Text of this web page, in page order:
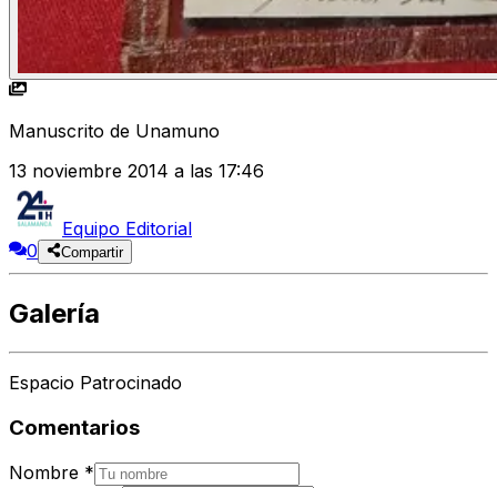
Manuscrito de Unamuno
13 noviembre 2014 a las 17:46
Equipo Editorial
0
Compartir
Galería
Espacio Patrocinado
Comentarios
Nombre *